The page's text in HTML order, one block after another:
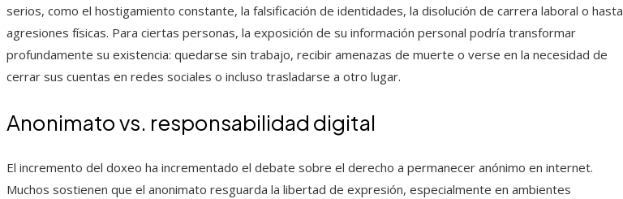
serios, como el hostigamiento constante, la falsificación de identidades, la disolución de carrera laboral o hasta
agresiones físicas. Para ciertas personas, la exposición de su información personal podría transformar
profundamente su existencia: quedarse sin trabajo, recibir amenazas de muerte o verse en la necesidad de
cerrar sus cuentas en redes sociales o incluso trasladarse a otro lugar.
Anonimato vs. responsabilidad digital
El incremento del doxeo ha incrementado el debate sobre el derecho a permanecer anónimo en internet.
Muchos sostienen que el anonimato resguarda la libertad de expresión, especialmente en ambientes